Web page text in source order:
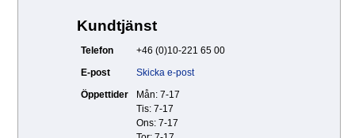
Kundtjänst
Telefon
+46 (0)10-221 65 00
E-post
Skicka e-post
Öppettider
Mån: 7-17
Tis: 7-17
Ons: 7-17